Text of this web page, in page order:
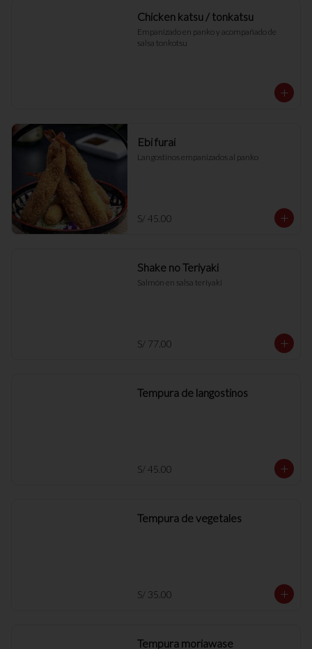
Chicken katsu / tonkatsu
Empanizado en panko y acompañado de
salsa tonkotsu
Ebi furai
Langostinos empanizados al panko
S/ 45.00
Shake no Teriyaki
Salmón en salsa teriyaki
S/ 77.00
Tempura de langostinos
S/ 45.00
Tempura de vegetales
S/ 35.00
Tempura moriawase